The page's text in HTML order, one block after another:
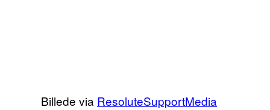
Billede via ResoluteSupportMedia